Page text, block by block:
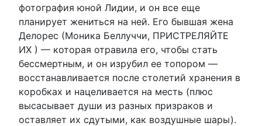
фотография юной Лидии, и он все еще
планирует жениться на ней. Его бывшая жена
Делорес (Моника Беллуччи, ПРИСТРЕЛЯЙТЕ
ИХ ) — которая отравила его, чтобы стать
бессмертным, и он изрубил ее топором —
восстанавливается после столетий хранения в
коробках и нацеливается на месть (плюс
высасывает души из разных призраков и
оставляет их сдутыми, как воздушные шары).